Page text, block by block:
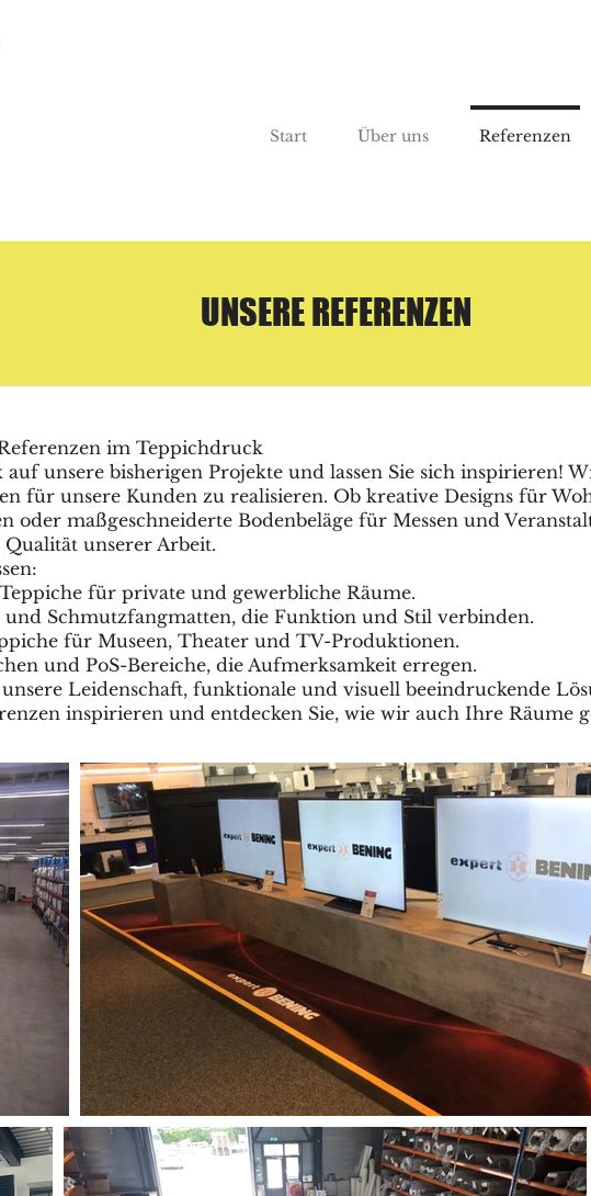
Start Über uns Referenzen
UNSERE REFERENZEN
im Teppichdruck
unsere bisherigen Projekte und lassen Sie sich inspirieren!
für unsere Kunden zu realisieren. Ob kreative Designs für
oder maßgeschneiderte Bodenbeläge für Messen und
unserer Arbeit.
für private und gewerbliche Räume.
und Schmutzfangmatten, die Funktion und Stil verbinden.
für Museen, Theater und TV-Produktionen.
und PoS-Bereiche, die Aufmerksamkeit erregen.
Leidenschaft, funktionale und visuell beeindruckende
inspirieren und entdecken Sie, wie wir auch Ihre Räume